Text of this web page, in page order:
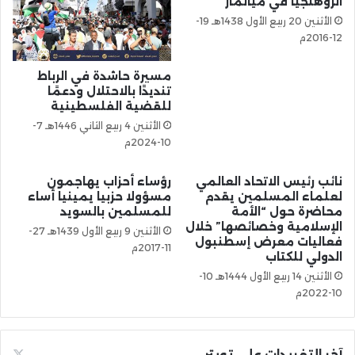
الأثنين 20 ربيع الأول 1438هـ 19-
12-2016م
مسيرة حاشدة في الرباط
تنديدًا بالاحتلال ودعمًا
للقضية الفلسطينية
الأثنين 4 ربيع الثاني 1446هـ 7-
10-2024م
نائب رئيس الاتحاد العالمي
لعلماء المسلمين يقدم
محاضرة حول “الأمة
الإسلامية وخصائصها” خلال
فعاليات معرض إسطنبول
الدولي للكتاب
الأثنين 14 ربيع الأول 1444هـ 10-
10-2022م
رؤساء أحزاب يهاجمون
مسؤولا حزبيا يمينيا أساء
للمسلمين بالسويد
الأثنين 9 ربيع الأول 1439هـ 27-
11-2017م